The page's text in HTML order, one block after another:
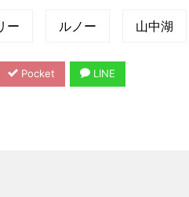
ー ルノー 山中湖
Pocket LINE